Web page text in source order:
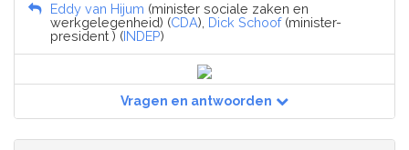
Eddy van Hijum (minister sociale zaken en
werkgelegenheid) (CDA), Dick Schoof(minister-
president ) (INDEP)
Vragen en antwoorden